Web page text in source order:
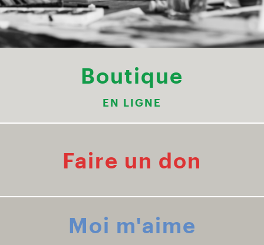
Boutique
EN LIGNE
Faire un don
Moi m'aime